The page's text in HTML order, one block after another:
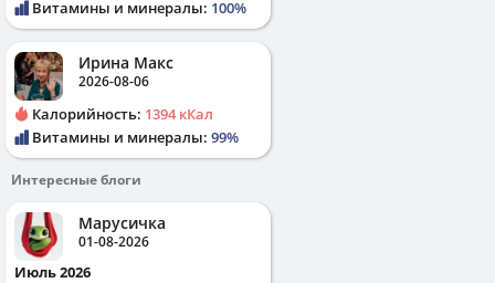
Витамины и минералы: 100%
Ирина Макс
2026-08-06
Калорийность: 1394 кКал
Витамины и минералы: 99%
Интересные блоги
Марусичка
01-08-2026
Июль 2026